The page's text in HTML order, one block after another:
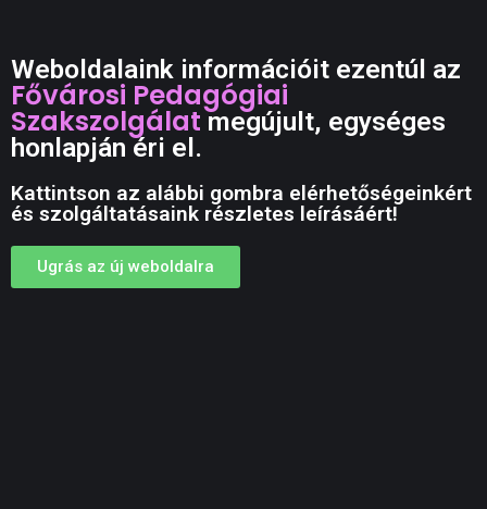
Weboldalaink információit ezentúl az
Fővárosi Pedagógiai
Szakszolgálatmegújult, egységes
honlapján éri el.
Kattintson az alábbi gombra elérhetőségeinkért
és szolgáltatásaink részletes leírásáért!
Ugrás az új weboldalra